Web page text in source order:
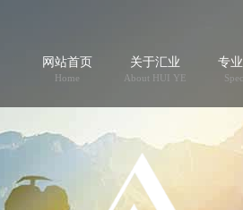
网站首页
Home
关于汇业
About HUI YE
专